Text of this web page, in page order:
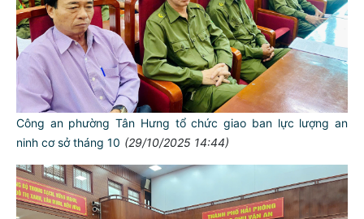
Công an phường Tân Hưng tổ chức giao ban lực lượng an
ninh cơ sở tháng 10 (29/10/2025 14:44)